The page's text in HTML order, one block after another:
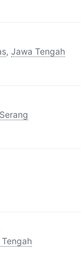
, Jawa Tengah
Serang